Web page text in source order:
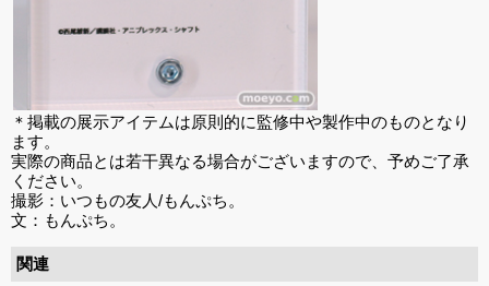
＊掲載の展示アイテムは原則的に監修中や製作中のものとなり
ます。
実際の商品とは若干異なる場合がございますので、予めご了承
ください。
撮影：いつもの友人/もんぷち。
文：もんぷち。
関連